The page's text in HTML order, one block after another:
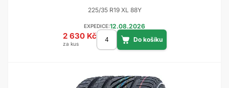
225/35 R19 XL 88Y
EXPEDICE:12.08.2026
2 630 Kč
za kus